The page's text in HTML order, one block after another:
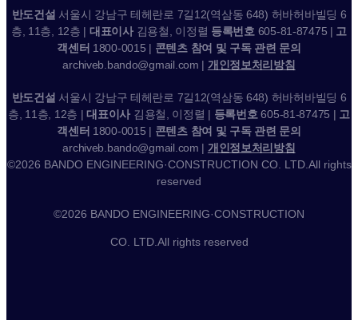
반도건설 서울시 강남구 테헤란로 7길12(역삼동 648) 허바허바빌딩 6
층, 11층, 12층 | 대표이사김용철, 이정렬 등록번호605-81-87475 | 고
객센터 1800-0015 | 콘텐츠 참여 및 구독 관련 문의
archiveb.bando@gmail.com | 개인정보처리방침
반도건설 서울시 강남구 테헤란로 7길12(역삼동 648) 허바허바빌딩 6
층, 11층, 12층 |대표이사 김용철, 이정렬 | 등록번호605-81-87475 | 고
객센터 1800-0015 | 콘텐츠 참여 및 구독 관련 문의
archiveb.bando@gmail.com | 개인정보처리방침
©2026 BANDO ENGINEERING·CONSTRUCTION CO. LTD.All rights
reserved
©2026 BANDO ENGINEERING·CONSTRUCTION
CO. LTD.All rights reserved